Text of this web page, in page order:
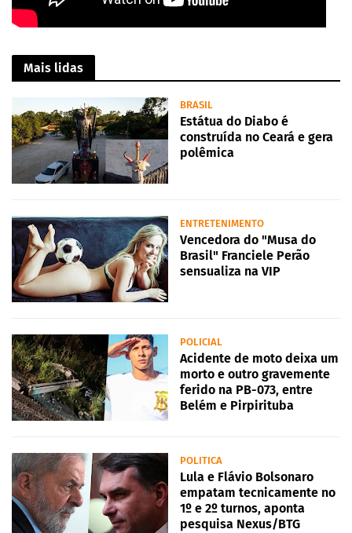
Mais lidas
BRASIL
Estátua do Diabo é
construída no Ceará e gera
polêmica
ENTRETENIMENTO
Vencedora do "Musa do
Brasil" Franciele Perão
sensualiza na VIP
POLICIAL
Acidente de moto deixa um
morto e outro gravemente
ferido na PB-073, entre
Belém e Pirpirituba
POLITICA
Lula e Flávio Bolsonaro
empatam tecnicamente no
1º e 2º turnos, aponta
pesquisa Nexus/BTG